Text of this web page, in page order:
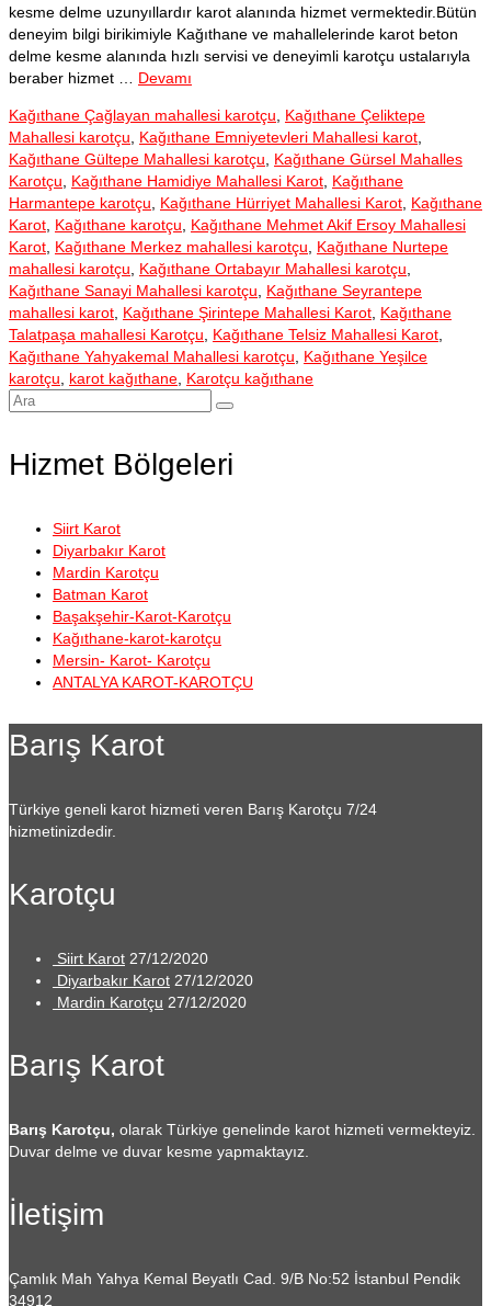
kesme delme uzunyıllardır karot alanında hizmet vermektedir.Bütün
deneyim bilgi birikimiyle Kağıthane ve mahallelerinde karot beton
delme kesme alanında hızlı servisi ve deneyimli karotçu ustalarıyla
beraber hizmet … Devamı
Kağıthane Çağlayan mahallesi karotçu
Kağıthane Çeliktepe
Mahallesi karotçu
Kağıthane Emniyetevleri Mahallesi karot
Kağıthane Gültepe Mahallesi karotçu
Kağıthane Gürsel Mahalles
Karotçu
Kağıthane Hamidiye Mahallesi Karot Kağıthane
Harmantepe karotçu
Kağıthane Hürriyet Mahallesi Karot Kağıthane
Karot Kağıthane karotçu
Kağıthane Mehmet Akif Ersoy Mahallesi
Karot Kağıthane Merkez mahallesi karotçu
Kağıthane Nurtepe
mahallesi karotçu
Kağıthane Ortabayır Mahallesi karotçu
Kağıthane Sanayi Mahallesi karotçu
Kağıthane Seyrantepe
mahallesi karot Kağıthane Şirintepe Mahallesi Karot Kağıthane
Talatpaşa mahallesi Karotçu
Kağıthane Telsiz Mahallesi Karot
Kağıthane Yahyakemal Mahallesi karotçu
Kağıthane Yeşilce
karotçu
karot kağıthane Karotçu kağıthane
Şunu
Hizmet Bölgeleri
Siirt Karot
Diyarbakır Karot
Mardin Karotçu
Batman Karot
Başakşehir-Karot-Karotçu
Kağıthane-karot-karotçu
Mersin- Karot- Karotçu
ANTALYA KAROT-KAROTÇU
Barış Karot
Türkiye geneli karot hizmeti veren Barış Karotçu 7/24
hizmetinizdedir.
Karotçu
Siirt Karot 27/12/2020
Diyarbakır Karot 27/12/2020
Mardin Karotçu 27/12/2020
Barış Karot
Barış Karotçu, olarak Türkiye genelinde karot hizmeti vermekteyiz.
Duvar delme ve duvar kesme yapmaktayız.
İletişim
Çamlık Mah Yahya Kemal Beyatlı Cad. 9/B No:52 İstanbul Pendik
34912